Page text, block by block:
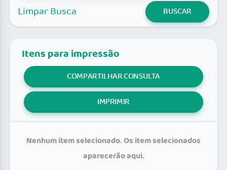
Limpar Busca BUSCAR
Itens para impressão
COMPARTILHAR CONSULTA
IMPRIMIR
Nenhum item selecionado. Os item selecionados
aparecerão aqui.